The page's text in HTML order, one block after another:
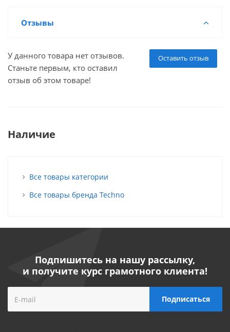
Отзывы
Оставить отзыв
У данного товара нет отзывов.
Станьте первым, кто оставил
отзыв об этом товаре!
Наличие
Все товары категории
Все товары бренда Techno
Подпишитесь на нашу рассылку,
и получите курс грамотного клиента!